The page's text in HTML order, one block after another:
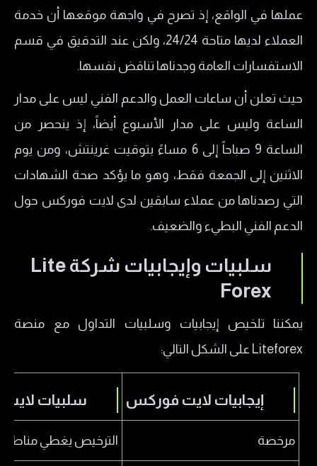
عملها في الواقع، إذ تصرح في واجهة موقعها أن خدمة
العملاء لديها متاحة 24/24، ولكن عند التدقيق في قسم
الاستفسارات العامة وجدناها تناقض نفسها.
حيث تعلن أن ساعات العمل والدعم الفني ليس على مدار
الساعة وليس على مدار الأسبوع أيضاً، إذ ينحصر من
الساعة 9 صباحاً إلى 6 مساءً بتوقيت غرينتش، ومن يوم
الاثنين إلى الجمعة فقط، وهو ما يؤكد صحة الشهادات
التي رصدناها من عملاء سابقين لدى لايت فوركس حول
الدعم الفني البطيء والضعيف.
سلبيات وإيجابيات شركة Lite
Forex
يمكننا تلخيص إيجابيات وسلبيات التداول مع منصة
Liteforex على الشكل التالي:
إيجابيات لايت فوركس سلبيات
مرخصة الترخيص يغطي مناطق